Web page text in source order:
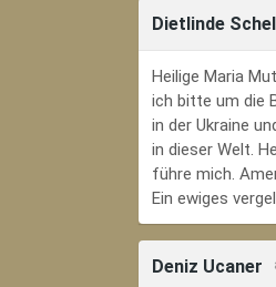
Dietlinde
Heilige Maria
ich bitte um die
in der Ukraine
in dieser Welt.
führe mich.
Ein ewiges
Deniz Ucaner